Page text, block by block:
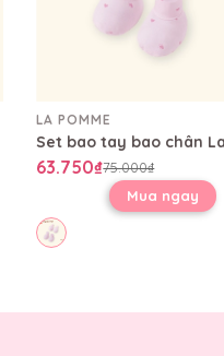
LA POMME
63.750₫75.000₫
Mua ngay